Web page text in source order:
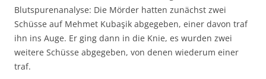
Blutspurenanalyse: Die Mörder hatten zunächst zwei
Schüsse auf Mehmet Kubaşik abgegeben, einer davon traf
ihn ins Auge. Er ging dann in die Knie, es wurden zwei
weitere Schüsse abgegeben, von denen wiederum einer
traf.